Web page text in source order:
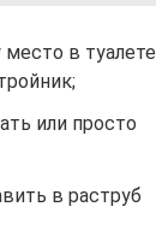
в туалете
или просто
в раструб